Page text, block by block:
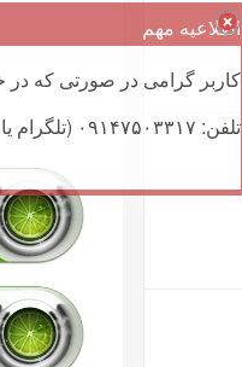
اطلاعیه مهم
کاربر گرامی در صورتی که در
تلفن: ۰۹۱۴۷۵۰۳۳۱۷ (تلگرام یا تماس)